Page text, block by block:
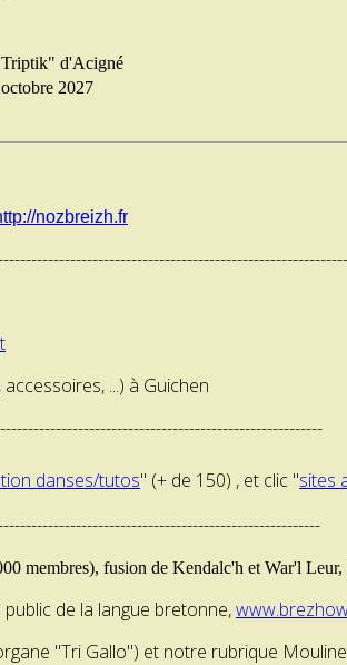
d'Acigné
2027
nozbreizh.fr
...) à Guichen
danses/tutos" (+ de 150) , et clic "sites
membres), fusion de Kendalc'h et War'l Leur,
de la langue bretonne,
"Tri Gallo") et notre rubrique